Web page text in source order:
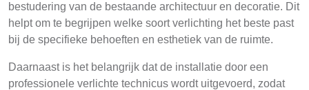
bestudering van de bestaande architectuur en decoratie. Dit
helpt om te begrijpen welke soort verlichting het beste past
bij de specifieke behoeften en esthetiek van de ruimte.
Daarnaast is het belangrijk dat de installatie door een
professionele verlichte technicus wordt uitgevoerd, zodat